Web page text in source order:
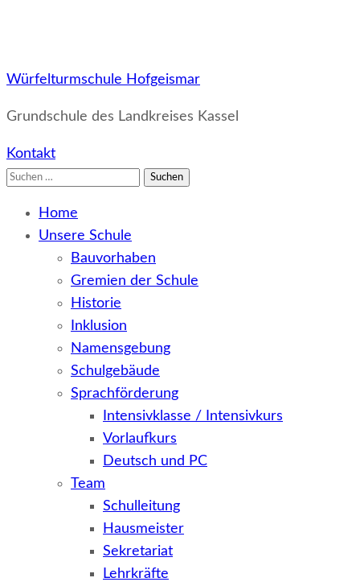
Würfelturmschule Hofgeismar
Grundschule des Landkreises Kassel
Kontakt
Suchen
Home
Unsere Schule
Bauvorhaben
Gremien der Schule
Historie
Inklusion
Namensgebung
Schulgebäude
Sprachförderung
Intensivklasse / Intensivkurs
Vorlaufkurs
Deutsch und PC
Team
Schulleitung
Hausmeister
Sekretariat
Lehrkräfte